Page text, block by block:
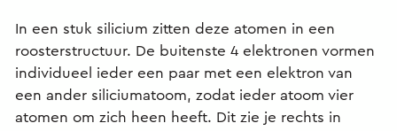
In een stuk silicium zitten deze atomen in een
roosterstructuur. De buitenste 4 elektronen vormen
individueel ieder een paar met een elektron van
een ander siliciumatoom, zodat ieder atoom vier
atomen om zich heen heeft. Dit zie je rechts in